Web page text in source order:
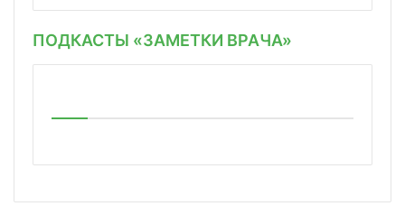
ПОДКАСТЫ «ЗАМЕТКИ ВРАЧА»